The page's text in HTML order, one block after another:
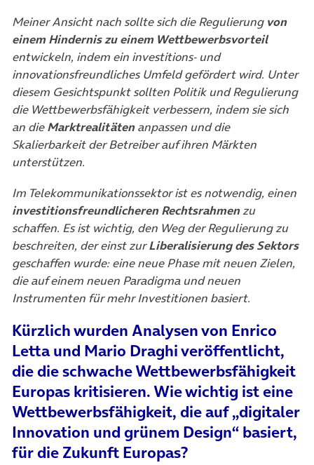
Meiner Ansicht nach sollte sich die Regulierung von
einem Hindernis zu einem Wettbewerbsvorteil
entwickeln, indem ein investitions- und
innovationsfreundliches Umfeld gefördert wird. Unter
diesem Gesichtspunkt sollten Politik und Regulierung
die Wettbewerbsfähigkeit verbessern, indem sie sich
an dieMarktrealitätenanpassen und die
Skalierbarkeit der Betreiber auf ihren Märkten
unterstützen.
Im Telekommunikationssektor ist es notwendig, einen
investitionsfreundlicheren Rechtsrahmenzu
schaffen. Es ist wichtig, den Weg der Regulierung zu
beschreiten, der einst zurLiberalisierung des Sektors
geschaffen wurde: eine neue Phase mit neuen Zielen,
die auf einem neuen Paradigma und neuen
Instrumenten für mehr Investitionen basiert.
Kürzlich wurden Analysen von Enrico
Letta und Mario Draghi veröffentlicht,
die die schwache Wettbewerbsfähigkeit
Europas kritisieren. Wie wichtig ist eine
Wettbewerbsfähigkeit, die auf „digitaler
Innovation und grünem Design“ basiert,
für die Zukunft Europas?